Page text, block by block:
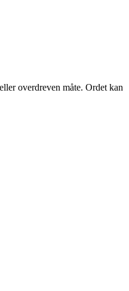
overdreven måte. Ordet kan